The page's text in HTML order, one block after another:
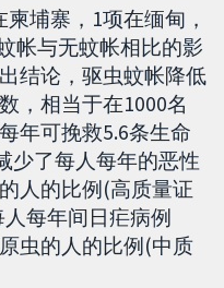
埔寨，1项在缅甸，
帐与无蚊帐相比的影
结论，驱虫蚊帐降低
，相当于在1000名
年可挽救5.6条生命
少了每人每年的恶性
人的比例(高质量证
每年间日疟病例
虫的人的比例(中质